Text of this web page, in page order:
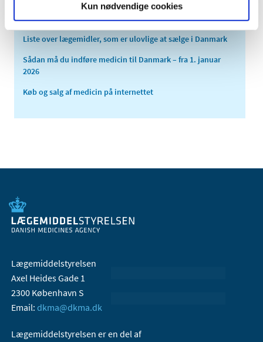
Kun nødvendige cookies
Liste over ulovlige slankemidler med sibutramin
Liste over lægemidler, som er ulovlige at sælge i Danmark
Sådan må du indføre medicin til Danmark – fra 1. januar
2026
Køb og salg af medicin på internettet
Lægemiddelstyrelsen
Axel Heides Gade 1
2300 København S
Email: dkma@dkma.dk
Lægemiddelstyrelsen er en del af